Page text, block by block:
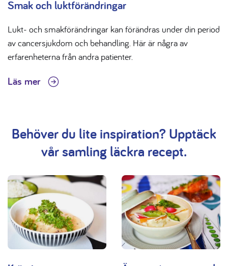
Smak och luktförändringar
Lukt- och smakförändringar kan förändras under din period
av cancersjukdom och behandling. Här är några av
erfarenheterna från andra patienter.
Läs mer
Behöver du lite inspiration? Upptäck
vår samling läckra recept.